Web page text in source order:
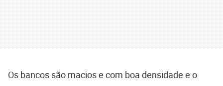
Os bancos são macios e com boa densidade e o